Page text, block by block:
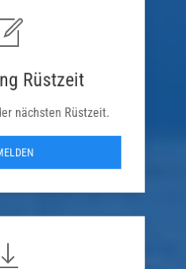
Rüstzeit
nächsten Rüstzeit.